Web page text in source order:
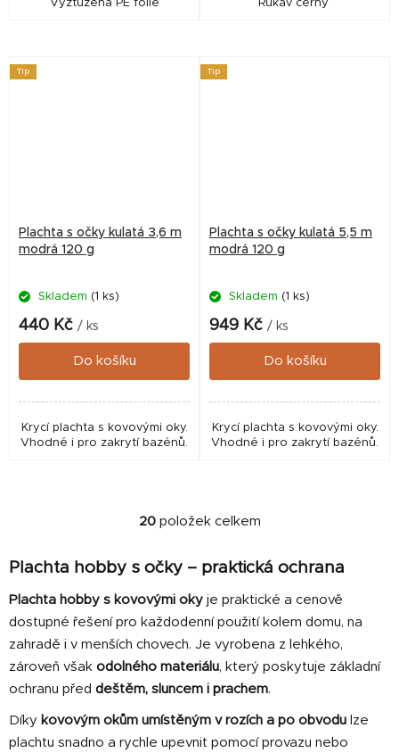
Vyztužená PE folie Rukáv černý
Tip
Plachta s očky kulatá 3,6 m
modrá 120 g
Skladem (1 ks)
440 Kč / ks
Do košíku
Krycí plachta s kovovými oky.
Vhodné i pro zakrytí bazénů.
Tip
Plachta s očky kulatá 5,5 m
modrá 120 g
Skladem (1 ks)
949 Kč / ks
Do košíku
Krycí plachta s kovovými oky.
Vhodné i pro zakrytí bazénů.
O
d
a
c
í
p
v
k
20položek celkem
Plachta hobby s očky – praktická ochrana
Plachta hobby s kovovými oky je praktické a cenově
dostupné řešení pro každodenní použití kolem domu, na
zahradě i v menších chovech. Je vyrobena z lehkého,
zároveň však odolného materiálu, který poskytuje základní
ochranu před deštěm, sluncem i prachem.
Díky kovovým okům umístěným v rozích a po obvodu lze
plachtu snadno a rychle upevnit pomocí provazu nebo